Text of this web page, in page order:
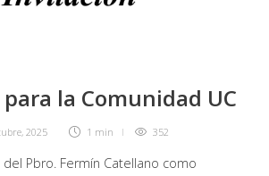
la Comunidad UC
2025 1 min 352
Pbro. Fermín Catellano como